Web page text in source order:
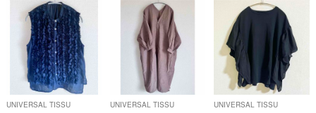
UNIVERSAL TISSU UNIVERSAL TISSU UNIVERSAL TISSU